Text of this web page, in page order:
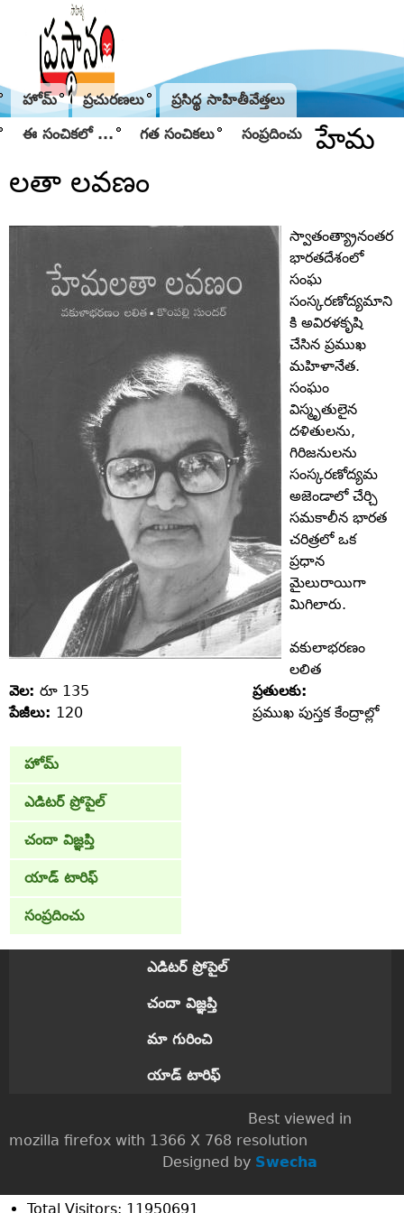
హోమ్ ప్రచురణలు ప్రసిద్థ సాహితీవేత్తలు
ఈ సంచికలో ... గత సంచికలు సంప్రదించు
హేమ
లతా లవణం
స్వాతంత్య్రానంతర
భారతదేశంలో
సంఘ
సంస్కరణోద్యమాని
కి అవిరళకృషి
చేసిన ప్రముఖ
మహిళానేత.
సంఘం
విస్మృతులైన
దళితులను,
గిరిజనులను
సంస్కరణోద్యమ
అజెండాలో చేర్చి
సమకాలీన భారత
చరిత్రలో ఒక
ప్రధాన
మైలురాయిగా
మిగిలారు.
వకులాభరణం
లలిత
వెల: రూ 135
పేజీలు: 120
ప్రతులకు:
ప్రముఖ పుస్తక కేంద్రాల్లో
హోమ్
ఎడిటర్ ప్రోపైల్
చందా విజ్ఞప్తి
యాడ్ టారిఫ్
సంప్రదించు
ఎడిటర్ ప్రోపైల్
చందా విజ్ఞప్తి
మా గురించి
యాడ్ టారిఫ్
Best viewed in
mozilla firefox with 1366 X 768 resolution
Designed by Swecha
Total Visitors: 11950691